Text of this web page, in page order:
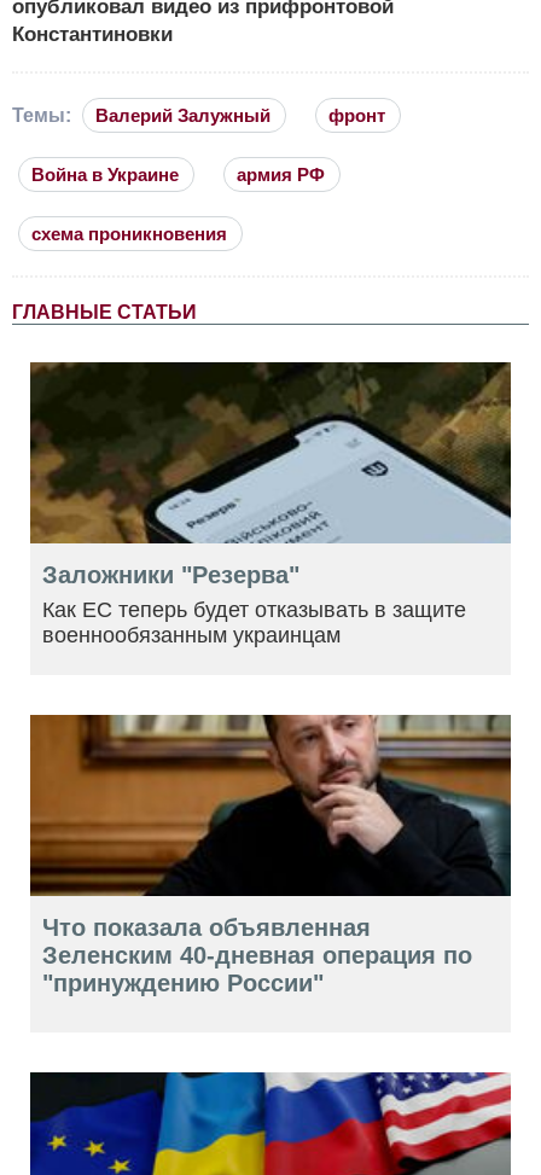
опубликовал видео из прифронтовой
Константиновки
Темы: Валерий Залужный фронт
Война в Украине армия РФ
схема проникновения
ГЛАВНЫЕ СТАТЬИ
Заложники "Резерва"
Как ЕС теперь будет отказывать в защите
военнообязанным украинцам
Что показала объявленная
Зеленским 40-дневная операция по
"принуждению России"